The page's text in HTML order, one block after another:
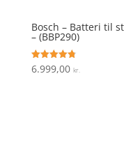
Bosch – Batteri til
– (BBP290)
Vurderet
4.8
6.999,00 kr.